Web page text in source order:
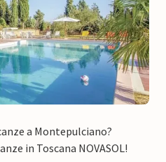
a Montepulciano?
in Toscana NOVASOL!